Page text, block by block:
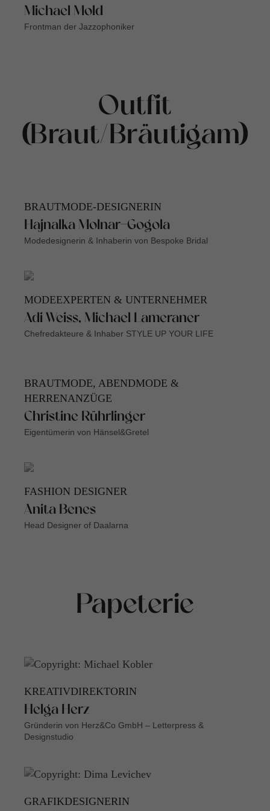
Michael Mold
Frontman der Jazzophoniker
Outfit
(Braut/Bräutigam)
BRAUTMODE-DESIGNERIN
Hajnalka Molnar-Gogola
Modedesignerin & Inhaberin von Bespoke Bridal
MODEEXPERTEN & UNTERNEHMER
Adi Weiss, Michael Lameraner
Chefredakteure & Inhaber STYLE UP YOUR LIFE
BRAUTMODE, ABENDMODE &
HERRENANZÜGE
Christine Rührlinger
Eigentümerin von Hänsel&Gretel
FASHION DESIGNER
Anita Benes
Head Designer of Daalarna
Papeterie
KREATIVDIREKTORIN
Helga Herz
Gründerin von Herz&Co GmbH – Letterpress &
Designstudio
GRAFIKDESIGNERIN